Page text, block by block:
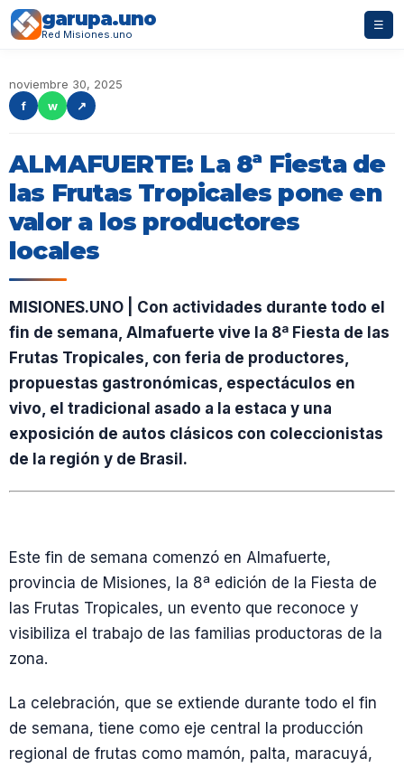
garupa.uno
Red Misiones.uno
☰
noviembre 30, 2025
f
w ↗
ALMAFUERTE: La 8ª Fiesta de
las Frutas Tropicales pone en
valor a los productores
locales
MISIONES.UNO | Con actividades durante todo el
fin de semana, Almafuerte vive la 8ª Fiesta de las
Frutas Tropicales, con feria de productores,
propuestas gastronómicas, espectáculos en
vivo, el tradicional asado a la estaca y una
exposición de autos clásicos con coleccionistas
de la región y de Brasil.
Este fin de semana comenzó en Almafuerte,
provincia de Misiones, la 8ª edición de la Fiesta de
las Frutas Tropicales, un evento que reconoce y
visibiliza el trabajo de las familias productoras de la
zona.
La celebración, que se extiende durante todo el fin
de semana, tiene como eje central la producción
regional de frutas como mamón, palta, maracuyá,